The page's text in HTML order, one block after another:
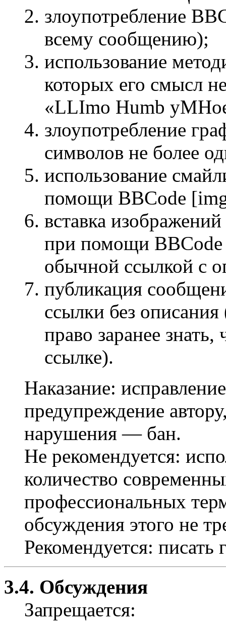
злоупотребление
всему сообщению);
использование
которых его смысл
«LLImo Humb
злоупотребление
символов не более
использование
помощи BBCode
вставка
при помощи BBCode
обычной ссылкой с
публикация
ссылки без
право заранее
ссылке).
Наказание:
предупреждение
нарушения — бан.
Не рекомендуется:
количество
профессиональных
обсуждения этого не
Рекомендуется: писать
3.4. Обсуждения
Запрещается: